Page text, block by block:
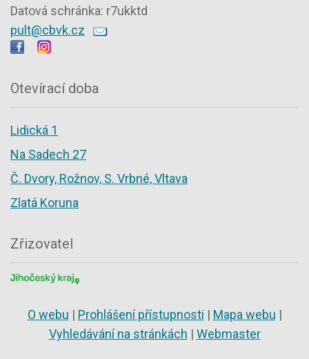
Datová schránka: r7ukktd
pult@cbvk.cz
Otevírací doba
Lidická 1
Na Sadech 27
Č. Dvory, Rožnov, S. Vrbné, Vltava
Zlatá Koruna
Zřizovatel
O webu | Prohlášení přístupnosti | Mapa webu |
Vyhledávání na stránkách | Webmaster